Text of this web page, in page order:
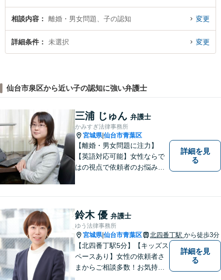
相談内容 離婚・男女問題、子の認知 変更
詳細条件 未選択 変更
仙台市泉区から近い子の認知に強い弁護士
三浦 じゅん 弁護士
かみすぎ法律事務所
宮城県|仙台市青葉区
【離婚・男女問題に注力】
【英語対応可能】女性ならで
はの視点で依頼者のお悩みに
男女問題やセクハラ事件など
のお困り事がございました
ら、お気軽にご相談くださ
い。
詳細を見
る
鈴木 優 弁護士
ゆう法律事務所
宮城県|仙台市青葉区 北四番丁駅 から徒歩3分
【北四番丁駅5分】【キッズス
ペースあり】女性の依頼者さ
まからご相談多数！お気持ち
詳細を見
る